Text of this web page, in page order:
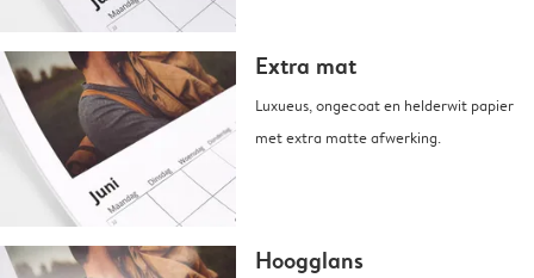
Extra mat
Luxueus, ongecoat en helderwit papier
met extra matte afwerking.
Hoogglans